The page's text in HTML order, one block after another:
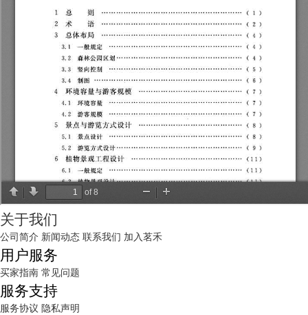
关于我们
公司简介 新闻动态 联系我们 加入茗禾
用户服务
买家指南 常见问题
服务支持
服务协议 隐私声明